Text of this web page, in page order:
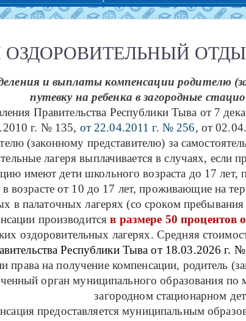
ОЗДОРОВИТЕЛЬНЫЙ
и выплаты компенсации родителю
путевку на ребенка в загородные
Правительства Республики Тыва от 7
г. № 135, от 22.04.2011 г. № 256, от
(законному представителю) за
лагеря выплачивается в случаях, если
имеют дети школьного возраста до 17
возрасте от 10 до 17 лет, проживающие на
в палаточных лагерях (со сроком
производитсяв размере 50 процентов
оздоровительных лагерях. Средняя
Республики Тыва от 18.03.2026 г.
права на получение компенсации, родитель
орган муниципального образования по
загородном стационарном
предоставляется муниципальным